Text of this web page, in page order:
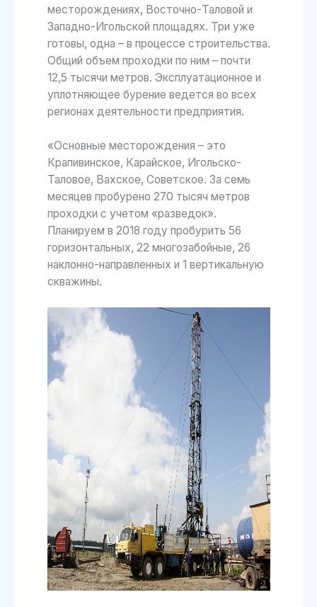
месторождениях, Восточно-Таловой и
Западно-Игольской площадях. Три уже
готовы, одна – в процессе строительства.
Общий объем проходки по ним – почти
12,5 тысячи метров. Эксплуатационное и
уплотняющее бурение ведется во всех
регионах деятельности предприятия.
«Основные месторождения – это
Крапивинское, Карайское, Игольско-
Таловое, Вахское, Советское. За семь
месяцев пробурено 270 тысяч метров
проходки с учетом «разведок».
Планируем в 2018 году пробурить 56
горизонтальных, 22 многозабойные, 26
наклонно-направленных и 1 вертикальную
скважины.